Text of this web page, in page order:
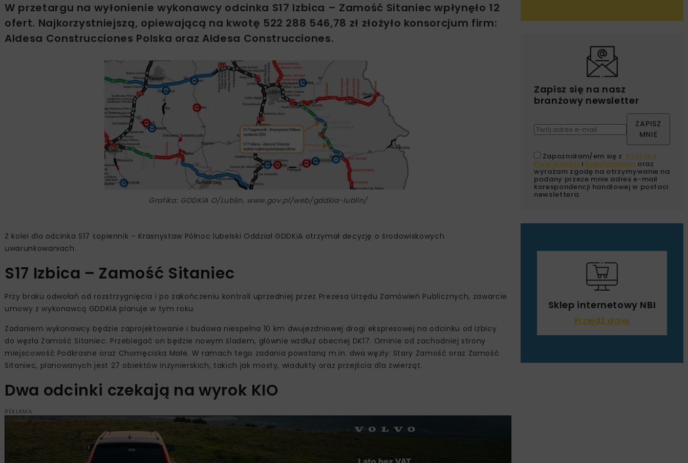
W przetargu na wyłonienie wykonawcy odcinka S17 Izbica – Zamość Sitaniec wpłynęło 12
ofert. Najkorzystniejszą, opiewającą na kwotę 522 288 546,78 zł złożyło konsorcjum firm:
Aldesa Construcciones Polska oraz Aldesa Construcciones.
Grafika: GDDKiA O/Lublin, www.gov.pl/web/gddkia-lublin/
Z kolei dla odcinka S17 Łopiennik – Krasnystaw Północ lubelski Oddział GDDKiA otrzymał decyzję o środowiskowych
uwarunkowaniach.
S17 Izbica – Zamość Sitaniec
Przy braku odwołań od rozstrzygnięcia i po zakończeniu kontroli uprzedniej przez Prezesa Urzędu Zamówień Publicznych, zawarcie
umowy z wykonawcą GDDKiA planuje w tym roku.
Zadaniem wykonawcy będzie zaprojektowanie i budowa niespełna 10 km dwujezdniowej drogi ekspresowej na odcinku od Izbicy
do węzła Zamość Sitaniec. Przebiegać on będzie nowym śladem, głównie wzdłuż obecnej DK17. Ominie od zachodniej strony
miejscowość Podkrasne oraz Chomęciska Małe. W ramach tego zadania powstaną m.in. dwa węzły: Stary Zamość oraz Zamość
Sitaniec, planowanych jest 27 obiektów inżynierskich, takich jak mosty, wiadukty oraz przejścia dla zwierząt.
Dwa odcinki czekają na wyrok KIO
REKLAMA
Zapisz się na nasz
branżowy newsletter
ZAPISZ
MNIE
Zapoznałam/em się z Polityką
Prywatności i Regulaminem oraz
wyrażam zgodę na otrzymywanie na
podany przeze mnie adres e-mail
korespondencji handlowej w postaci
newslettera.
Sklep internetowy NBI
Przejdź dalej